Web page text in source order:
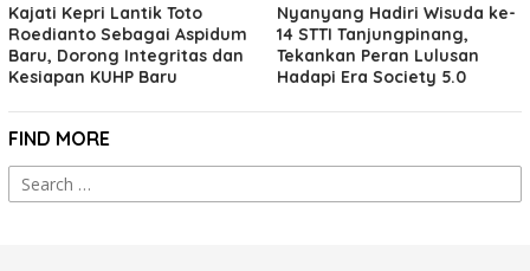
Kajati Kepri Lantik Toto
Roedianto Sebagai Aspidum
Baru, Dorong Integritas dan
Kesiapan KUHP Baru
Nyanyang Hadiri Wisuda ke-
14 STTI Tanjungpinang,
Tekankan Peran Lulusan
Hadapi Era Society 5.0
FIND MORE
Search
for: